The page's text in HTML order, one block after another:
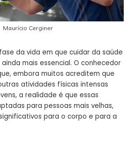
Maurício Cerginer
da vida em que cuidar da saúde
mais essencial. O conhecedor
embora muitos acreditem que
atividades físicas intensas
a realidade é que essas
para pessoas mais velhas,
para o corpo e para a